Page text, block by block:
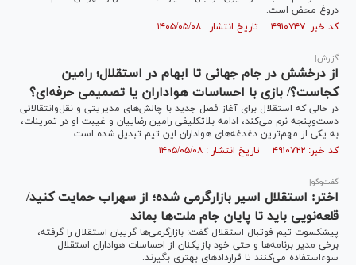
دروغ محض است.
کد خبر: ۴۹۱۰۷۴۷ تاریخ انتشار : ۱۴۰۵/۰۵/۰۸
گزارش|
از درخشش در جام جهانی تا ابهام در استقلال؛ رامین
کجاست؟/ بازی با احساسات هواداران یا تصمیمی حرفه‌ای؟
در حالی که استقلال برای آغاز فصل جدید با چالش‌های مدیریتی و نقل‌وانتقالاتی
دست‌وپنجه نرم می‌کند، ادامه بلاتکلیفی رامین رضاییان و غیبت او در تمرینات،
به یکی از مهم‌ترین دغدغه‌های هواداران این تیم تبدیل شده است.
کد خبر: ۴۹۱۰۷۲۲ تاریخ انتشار : ۱۴۰۵/۰۵/۰۸
گفت‌و‌گو|
اختر: استقلال اسیر بازارگرمی شده؛ از سهراب حمایت کنید/
قلعه‌نویی باید تا پایان جام ملت‌ها بماند
پیشکسوت تیم فوتبال استقلال گفت: بازارگرمی‌ها گریبان استقلال را گرفته،
برخی مدیر برنامه‌ها و حتی خود بازیکنان از احساسات هواداران استقلال
سوءاستفاده می‌کنند تا قرارداد‌های بهتری بگیرند.